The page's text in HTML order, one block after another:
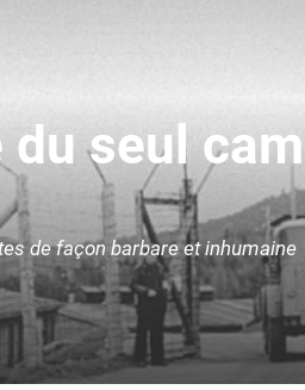
du seul
de façon barbare et inhumaine